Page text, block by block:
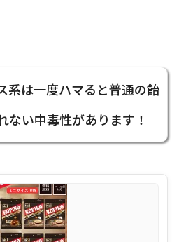
系は一度ハマると普通の飴
ない中毒性があります！